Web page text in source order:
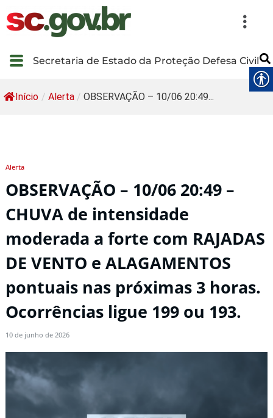
Secretaria de Estado da Proteção Defesa Civil
Início / Alerta / OBSERVAÇÃO – 10/06 20:49...
Alerta
OBSERVAÇÃO – 10/06 20:49 –
CHUVA de intensidade
moderada a forte com RAJADAS
DE VENTO e ALAGAMENTOS
pontuais nas próximas 3 horas.
Ocorrências ligue 199 ou 193.
10 de junho de 2026